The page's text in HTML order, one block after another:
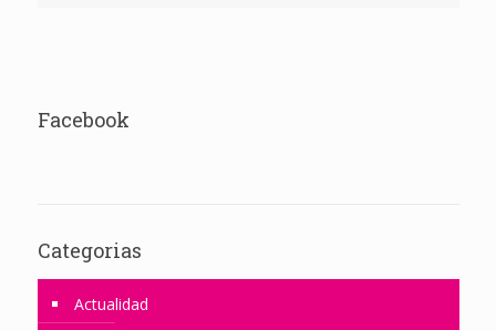
Facebook
Categorias
Actualidad